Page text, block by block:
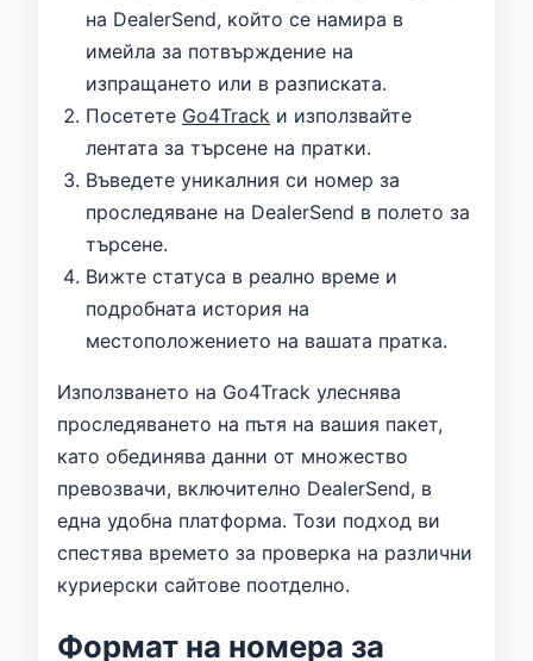
на DealerSend, който се намира в
имейла за потвърждение на
изпращането или в разписката.
Посетете Go4Track и използвайте
лентата за търсене на пратки.
Въведете уникалния си номер за
проследяване на DealerSend в полето за
търсене.
Вижте статуса в реално време и
подробната история на
местоположението на вашата пратка.
Използването на Go4Track улеснява
проследяването на пътя на вашия пакет,
като обединява данни от множество
превозвачи, включително DealerSend, в
една удобна платформа. Този подход ви
спестява времето за проверка на различни
куриерски сайтове поотделно.
Формат на номера за